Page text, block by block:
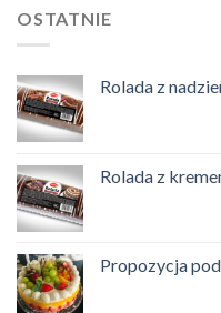
OSTATNIE
Rolada z
Rolada z
Propozycja